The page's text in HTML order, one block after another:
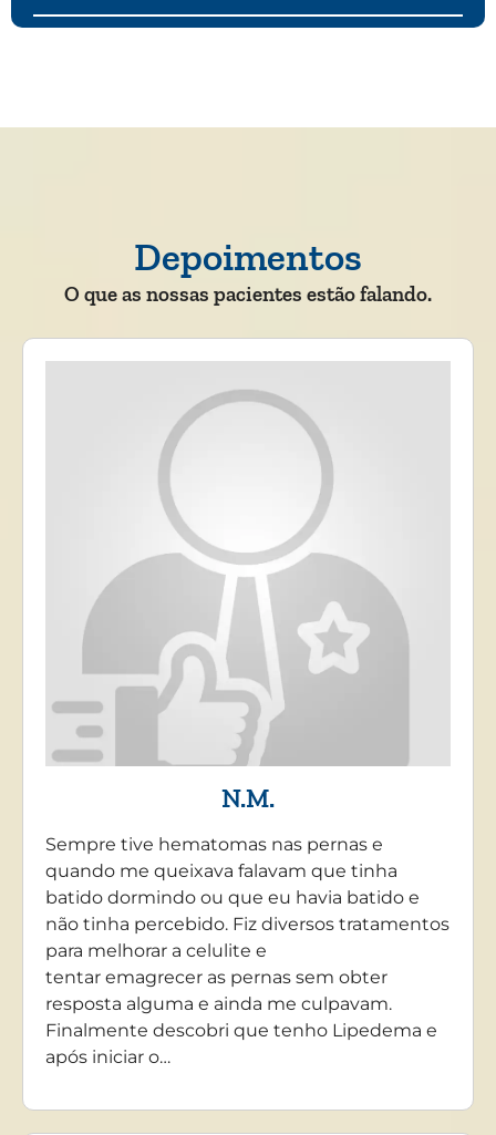
Depoimentos
O que as nossas pacientes estão falando.
N.M.
Sempre tive hematomas nas pernas e
quando me queixava falavam que tinha
batido dormindo ou que eu havia batido e
não tinha percebido. Fiz diversos tratamentos
para melhorar a celulite e
tentar emagrecer as pernas sem obter
resposta alguma e ainda me culpavam.
Finalmente descobri que tenho Lipedema e
após iniciar o…